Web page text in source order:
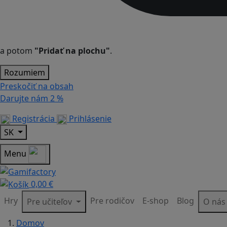
a potom "Pridať na plochu".
Rozumiem
Preskočiť na obsah
Darujte nám 2 %
Registrácia
Prihlásenie
SK
Menu
0,00 €
Hry
Pre učiteľov Pre rodičov E-shop Blog
O nás
Domov